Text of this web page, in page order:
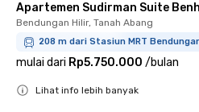
Apartemen Sudirman Suite
Bendungan Hilir, Tanah Abang
208 m dari Stasiun MRT
mulai dari Rp5.750.000 /bulan
Lihat info lebih banyak